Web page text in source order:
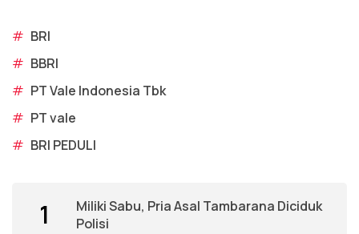
# BRI
# BBRI
# PT Vale Indonesia Tbk
# PT vale
# BRI PEDULI
1
Miliki Sabu, Pria Asal Tambarana Diciduk
Polisi